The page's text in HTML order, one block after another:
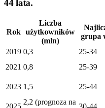
44 lata.
Rok
Liczba
użytkowników
(mln)
grupa
2019 0,3 25-34
2021 0,8 25-39
2023 1,5 25-44
2,2 (prognoza na